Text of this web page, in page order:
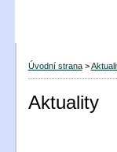
Úvodní strana>
Aktuality